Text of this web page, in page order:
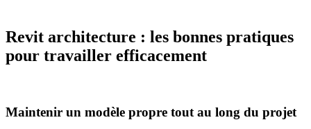
Revit architecture : les bonnes pratiques
pour travailler efficacement
Maintenir un modèle propre tout au long du projet